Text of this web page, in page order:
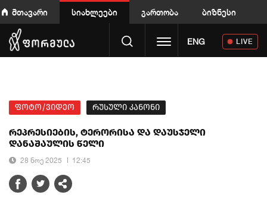
მთავარი სიახლეები გართობა ბიზნესი
Toggle navigation
ENG LIVE
ფოტო/ვიდეო რუსული კანონი
რეპრესიების, ტერორისა და დაუსჯელი
დანაშაულის წელი
28 ნოე 2025 12:45